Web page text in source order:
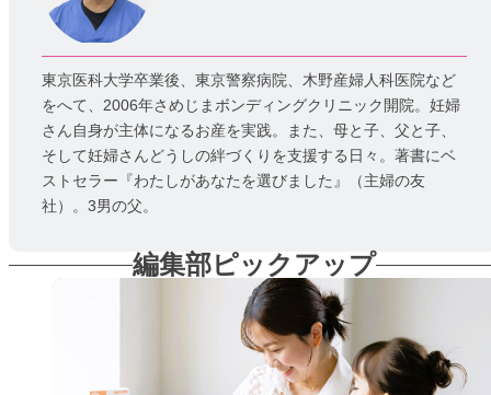
東京医科大学卒業後、東京警察病院、木野産婦人科医院など
をへて、2006年さめじまボンディングクリニック開院。妊婦
さん自身が主体になるお産を実践。また、母と子、父と子、
そして妊婦さんどうしの絆づくりを支援する日々。著書にベ
ストセラー『わたしがあなたを選びました』（主婦の友
社）。3男の父。
編集部ピックアップ